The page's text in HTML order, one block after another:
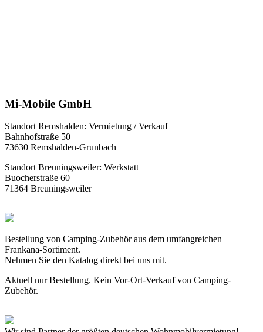
Mi-Mobile GmbH
Standort Remshalden: Vermietung / Verkauf
Bahnhofstraße 50
73630 Remshalden-Grunbach
Standort Breuningsweiler: Werkstatt
Buocherstraße 60
71364 Breuningsweiler
Bestellung von Camping-Zubehör aus dem umfangreichen
Frankana-Sortiment.
Nehmen Sie den Katalog direkt bei uns mit.
Aktuell nur Bestellung. Kein Vor-Ort-Verkauf von Camping-
Zubehör.